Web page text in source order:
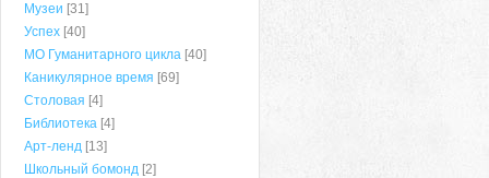
Музеи [31]
Успех [40]
МО Гуманитарного цикла [40]
Каникулярное время [69]
Столовая [4]
Библиотека [4]
Арт-ленд [13]
Школьный бомонд [2]